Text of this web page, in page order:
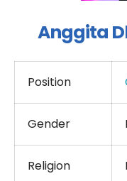
Anggita
Position
Gender
Religion